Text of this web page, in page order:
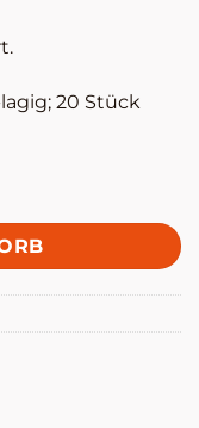
lagig; 20 Stück